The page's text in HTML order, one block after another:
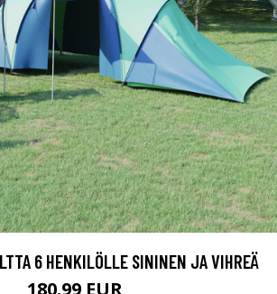
6 HENKILÖLLE SININEN JA VIHREÄ
180.99 EUR